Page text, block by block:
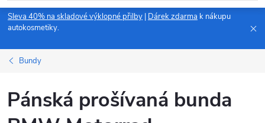
Sleva 40% na skladové výklopné přilby Dárek zdarma k nákupu
autokosmetiky.
Bundy
Pánská prošívaná bunda